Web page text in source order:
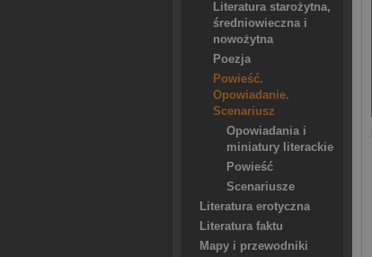
Literatura starożytna,
średniowieczna i
nowożytna
Poezja
Powieść.
Opowiadanie.
Scenariusz
Opowiadania i
miniatury literackie
Powieść
Scenariusze
Literatura erotyczna
Literatura faktu
Mapy i przewodniki